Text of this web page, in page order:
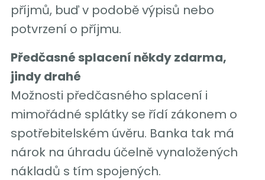
příjmů, buď v podobě výpisů nebo
potvrzení o příjmu.
Předčasné splacení někdy zdarma,
jindy drahé
Možnosti předčasného splacení i
mimořádné splátky se řídí zákonem o
spotřebitelském úvěru. Banka tak má
nárok na úhradu účelně vynaložených
nákladů s tím spojených.